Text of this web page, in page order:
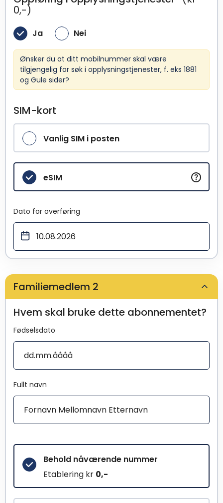
0,-)
Ja Nei
Ønsker du at ditt mobilnummer skal være
tilgjengelig for søk i opplysningstjenester, f. eks 1881
og Gule sider?
SIM-kort
Vanlig SIM i posten
eSIM
Dato for overføring
Familiemedlem 2
Hvem skal bruke dette abonnementet?
Fødselsdato
Fullt navn
Behold nåværende nummer
Etablering kr 0,-